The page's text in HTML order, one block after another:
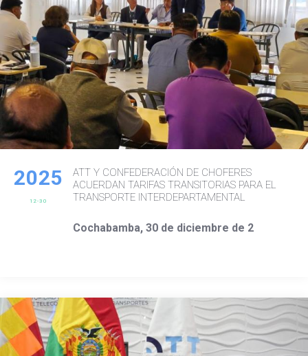
2025
12-30
ATT Y CONFEDERACIÓN DE CHOFERES
ACUERDAN TARIFAS TRANSITORIAS PARA EL
TRANSPORTE INTERDEPARTAMENTAL
Cochabamba, 30 de diciembre de 2